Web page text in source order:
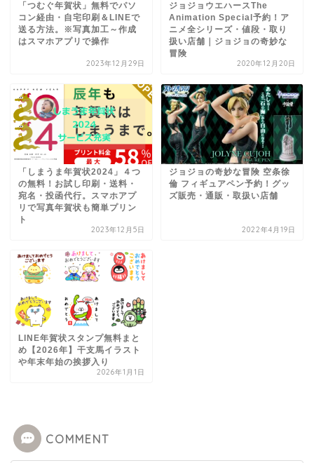
「つむぐ年賀状」無料でパソ
コン経由・自宅印刷＆LINEで
送る方法。※写真加工～作成
はスマホアプリで操作
2023年12月29日
ジョジョウエハースThe
Animation Special予約！ア
ニメ全シリーズ・値段・取り
扱い店舗｜ジョジョの奇妙な
冒険
2020年12月20日
「しまうま年賀状2024」４つ
の無料！お試し印刷・送料・
宛名・投函代行。スマホアプ
リで写真年賀状も簡単プリン
ト
2023年12月5日
ジョジョの奇妙な冒険 空条徐
倫 フィギュアペン予約！グッ
ズ販売・通販・取扱い店舗
2022年4月19日
LINE年賀状スタンプ無料まと
め【2026年】干支馬イラスト
や年末年始の挨拶入り
2026年1月1日
COMMENT